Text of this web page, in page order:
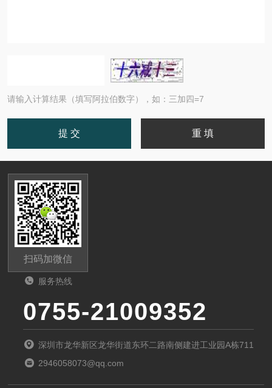
请输入计算结果（填写阿拉伯数字），如：三加四=7
扫码加微信
服务热线
0755-21009352
深圳市龙华新区龙华街道东环二路南侧建进工业园A栋711
2946058073@qq.com